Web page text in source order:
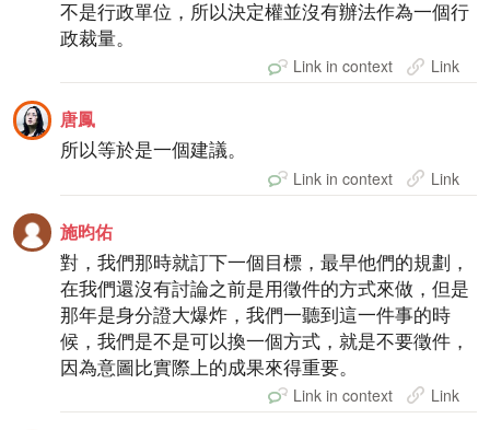
不是行政單位，所以決定權並沒有辦法作為一個行
政裁量。
Link in context Link
唐鳳
所以等於是一個建議。
Link in context Link
施昀佑
對，我們那時就訂下一個目標，最早他們的規劃，
在我們還沒有討論之前是用徵件的方式來做，但是
那年是身分證大爆炸，我們一聽到這一件事的時
候，我們是不是可以換一個方式，就是不要徵件，
因為意圖比實際上的成果來得重要。
Link in context Link